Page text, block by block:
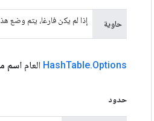
حاوية إذا لم يكن فارغا، يتم وضع
HashTable.Options العام اسم
حدود